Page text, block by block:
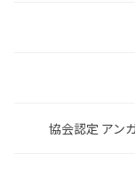
協会認定 アン